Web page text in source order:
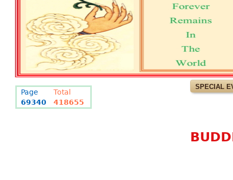
Page
69340
Total
418655
SPECIAL